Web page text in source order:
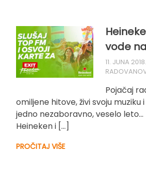
vode
11. JUNA 2018.
Pojačaj
omiljene hitove, živi svoju muziku
jedno nezaboravno, veselo leto…
Heineken i […]
PROČITAJ VIŠE